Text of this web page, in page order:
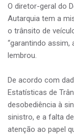
O diretor-geral do
Autarquia tem a
o trânsito de
“garantindo assim,
lembrou.
De acordo com
Estatísticas de
desobediência à
sinistro, e a falta
atenção ao papel